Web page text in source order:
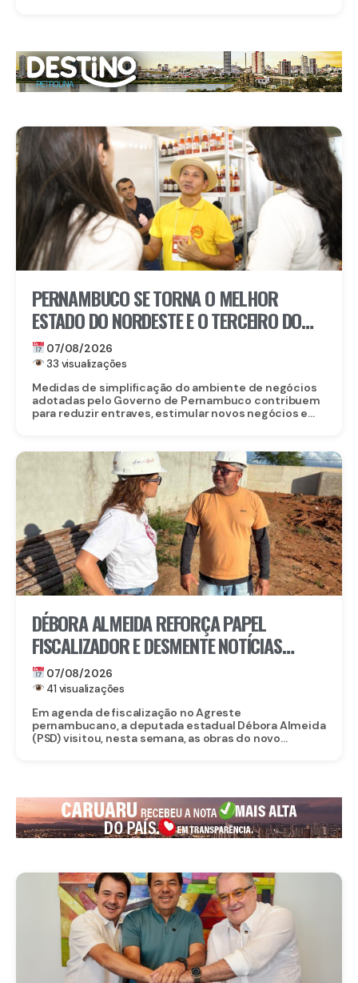
PERNAMBUCO SE TORNA O MELHOR
ESTADO DO NORDESTE E O TERCEIRO DO
BRASIL PARA EMPREENDER
07/08/2026
33 visualizações
Medidas de simplificação do ambiente de negócios
adotadas pelo Governo de Pernambuco contribuem
para reduzir entraves, estimular novos negócios e...
DÉBORA ALMEIDA REFORÇA PAPEL
FISCALIZADOR E DESMENTE NOTÍCIAS
FALSAS SOBRE OBRA DO CORPO DE
BOMBEIROS EM BELO JARDIM
07/08/2026
41 visualizações
Em agenda de fiscalização no Agreste
pernambucano, a deputada estadual Débora Almeida
(PSD) visitou, nesta semana, as obras do novo...